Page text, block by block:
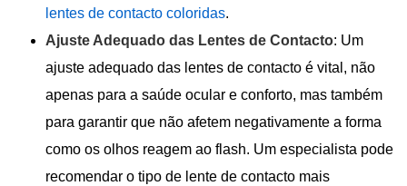
lentes de contacto coloridas.
Ajuste Adequado das Lentes de Contacto: Um
ajuste adequado das lentes de contacto é vital, não
apenas para a saúde ocular e conforto, mas também
para garantir que não afetem negativamente a forma
como os olhos reagem ao flash. Um especialista pode
recomendar o tipo de lente de contacto mais